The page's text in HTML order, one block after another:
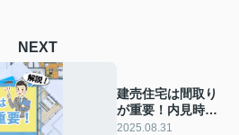
NEXT
建売住宅は間取り
が重要！内見時の
注意点についても
2025.08.31